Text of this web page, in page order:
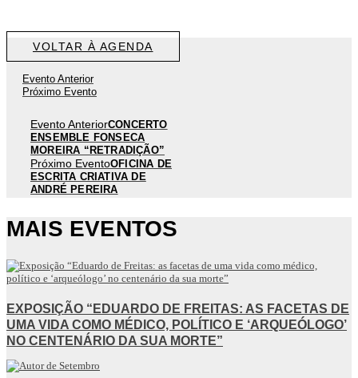
VOLTAR À AGENDA
Evento Anterior
Próximo Evento
Evento AnteriorCONCERTO
ENSEMBLE FONSECA
MOREIRA “RETRADIÇÃO”
Próximo EventoOFICINA DE
ESCRITA CRIATIVA DE
ANDRÉ PEREIRA
MAIS EVENTOS
EXPOSIÇÃO “EDUARDO DE FREITAS: AS FACETAS DE
UMA VIDA COMO MÉDICO, POLÍTICO E ‘ARQUEÓLOGO’
NO CENTENÁRIO DA SUA MORTE”